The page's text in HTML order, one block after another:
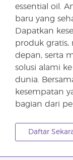
essential oil.
baru yang
Dapatkan
produk gratis,
depan, serta
solusi alami
dunia.
kesempatan
bagian dari
Daftar